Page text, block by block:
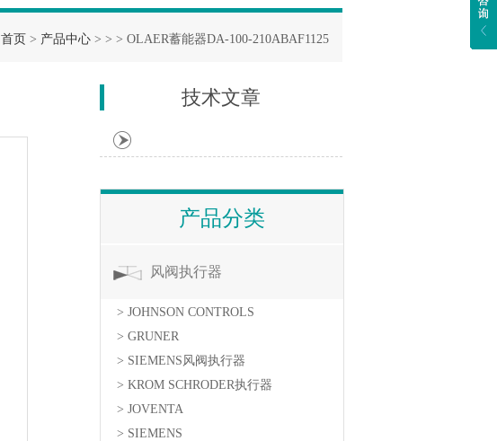
首页 > 产品中心 > > > OLAER蓄能器DA-100-210ABAF1125
技术文章
产品分类
风阀执行器
> JOHNSON CONTROLS
> GRUNER
> SIEMENS风阀执行器
> KROM SCHRODER执行器
> JOVENTA
> SIEMENS